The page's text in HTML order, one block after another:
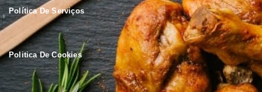
Política De Serviços
Politica De Cookies